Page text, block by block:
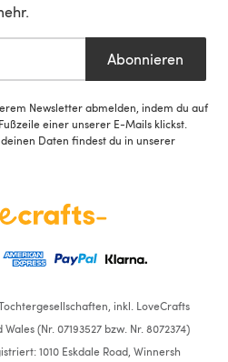
Abonnieren
Newsletter abmelden, indem du auf
einer unserer E-Mails klickst.
Daten findest du in unserer
inkl. LoveCrafts
(Nr. 07193527 bzw. Nr. 8072374)
1010 Eskdale Road, Winnersh